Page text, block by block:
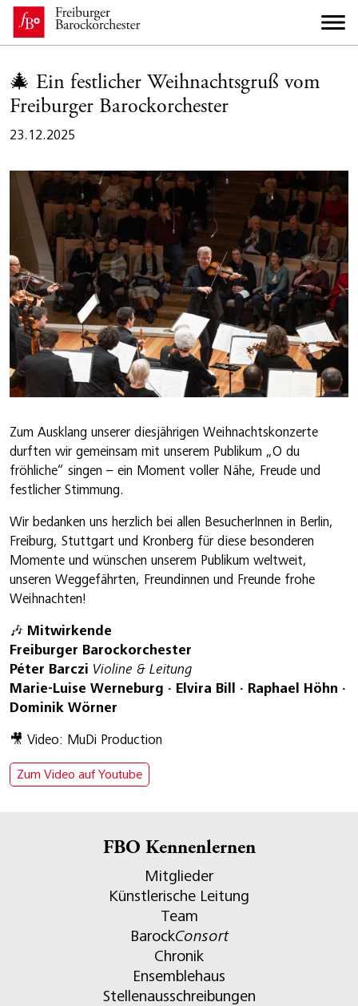
🎄 Ein festlicher Weihnachtsgruß vom
Freiburger Barockorchester
23.12.2025
Zum Ausklang unserer diesjährigen Weihnachtskonzerte
durften wir gemeinsam mit unserem Publikum „O du
fröhliche“ singen – ein Moment voller Nähe, Freude und
festlicher Stimmung.
Wir bedanken uns herzlich bei allen BesucherInnen in Berlin,
Freiburg, Stuttgart und Kronberg für diese besonderen
Momente und wünschen unserem Publikum weltweit,
unseren Weggefährten, Freundinnen und Freunde frohe
Weihnachten!
🎶 Mitwirkende
Freiburger Barockorchester
Péter Barczi Violine & Leitung
Marie-Luise Werneburg · Elvira Bill · Raphael Höhn ·
Dominik Wörner
🎥 Video: MuDi Production
Zum Video auf Youtube
FBO Kennenlernen
Mitglieder
Künstlerische Leitung
Team
BarockConsort
Chronik
Ensemblehaus
Stellenausschreibungen